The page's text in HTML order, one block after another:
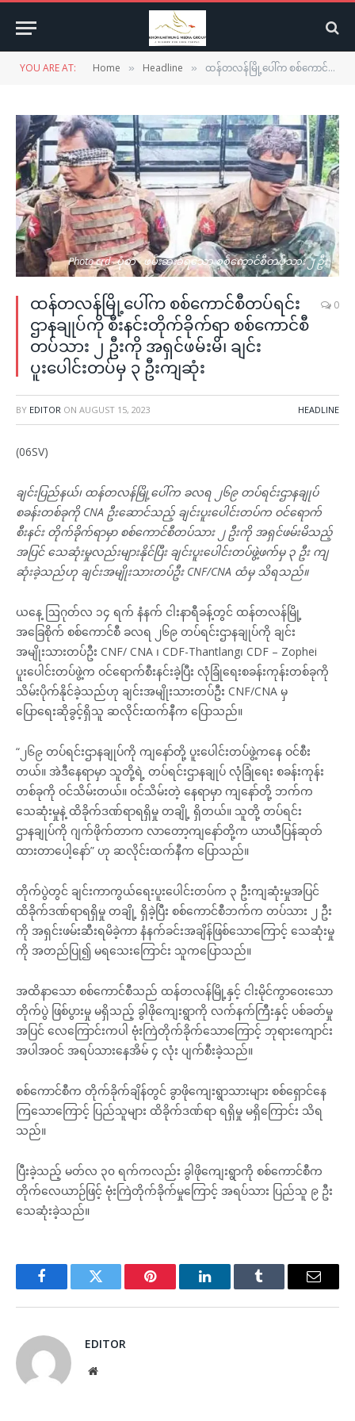
YOU ARE AT: Home » Headline » ထန်တလန်မြို့ပေါ်က စစ်ကောင်စီတပ်ရင်းဌာနချုပ်ကို စီးနင်းတိုက်ခိုက်ရာ စစ်ကောင်စီတပ်သား ၂ ဦးကို အရှင်ဖမ်းမိ၊ ချင်းပူးပေါင်းတပ်မှ ၃ ဦးကျဆုံး
Photo crd- ပုံစာ - ဖမ်းဆီးခံရသော စစ်ကောင်စီတပ်သား ၂ ဦး
ထန်တလန်မြို့ပေါ်က စစ်ကောင်စီတပ်ရင်း
ဌာနချုပ်ကို စီးနင်းတိုက်ခိုက်ရာ စစ်ကောင်စီ
တပ်သား ၂ ဦးကို အရှင်ဖမ်းမိ၊ ချင်း
ပူးပေါင်းတပ်မှ ၃ ဦးကျဆုံး
0
BY EDITOR ON AUGUST 15, 2023 HEADLINE
(06SV)
ချင်းပြည်နယ်၊ ထန်တလန်မြို့ပေါ်က ခလရ ၂၆၉ တပ်ရင်းဌာနချုပ်
စခန်းတစ်ခုကို CNA ဦးဆောင်သည့် ချင်းပူးပေါင်းတပ်က ဝင်ရောက်
စီးနင်း တိုက်ခိုက်ရာမှာ စစ်ကောင်စီတပ်သား ၂ ဦးကို အရှင်ဖမ်းမိသည့်
အပြင် သေဆုံးမှုလည်းများနိုင်ပြီး ချင်းပူးပေါင်းတပ်ဖွဲ့ဖက်မှ ၃ ဦး ကျ
ဆုံးခဲ့သည်ဟု ချင်းအမျိုးသားတပ်ဦး CNF/CNA ထံမှ သိရသည်။
ယနေ့ ဩဂုတ်လ ၁၄ ရက် နံနက် ငါးနာရီခန့်တွင် ထန်တလန်မြို့
အခြေစိုက် စစ်ကောင်စီ ခလရ ၂၆၉ တပ်ရင်းဌာနချုပ်ကို ချင်း
အမျိုးသားတပ်ဦး CNF/ CNA ၊ CDF-Thantlang၊ CDF – Zophei
ပူးပေါင်းတပ်ဖွဲ့က ဝင်ရောက်စီးနင်းခဲ့ပြီး လုံခြုံရေးစခန်းကုန်းတစ်ခုကို
သိမ်းပိုက်နိုင်ခဲ့သည်ဟု ချင်းအမျိုးသားတပ်ဦး CNF/CNA မှ
ပြောရေးဆိုခွင့်ရှိသူ ဆလိုင်းထက်နီက ပြောသည်။
“၂၆၉ တပ်ရင်းဌာနချုပ်ကို ကျနော်တို့ ပူးပေါင်းတပ်ဖွဲ့ကနေ ဝင်စီး
တယ်။ အဲဒီနေရာမှာ သူတို့ရဲ့ တပ်ရင်းဌာနချုပ် လုံခြုံရေး စခန်းကုန်း
တစ်ခုကို ဝင်သိမ်းတယ်။ ဝင်သိမ်းတဲ့ နေရာမှာ ကျနော်တို့ ဘက်က
သေဆုံးမှုနဲ့ ထိခိုက်ဒဏ်ရာရရှိမှု တချို့ ရှိတယ်။ သူတို့ တပ်ရင်း
ဌာနချုပ်ကို ဂျက်ဖိုက်တာက လာတော့ကျနော်တို့က ယာယီပြန်ဆုတ်
ထားတာပေါ့နော်” ဟု ဆလိုင်းထက်နီက ပြောသည်။
တိုက်ပွဲတွင် ချင်းကာကွယ်ရေးပူးပေါင်းတပ်က ၃ ဦးကျဆုံးမှုအပြင်
ထိခိုက်ဒဏ်ရာရရှိမှု တချို့ ရှိခဲ့ပြီး စစ်ကောင်စီဘက်က တပ်သား ၂ ဦး
ကို အရှင်းဖမ်းဆီးရမိခဲ့ကာ နံနက်ခင်းအချိန်ဖြစ်သောကြောင့် သေဆုံးမှု
ကို အတည်ပြု၍ မရသေးကြောင်း သူကပြောသည်။
အထိနာသော စစ်ကောင်စီသည် ထန်တလန်မြို့နှင့် ငါးမိုင်ကွာဝေးသော
တိုက်ပွဲ ဖြစ်ပွားမှု မရှိသည့် ခွါဖိုကျေးရွာကို လက်နက်ကြီးနှင့် ပစ်ခတ်မှု
အပြင် လေကြောင်းကပါ ဗုံးကြဲတိုက်ခိုက်သောကြောင့် ဘုရားကျောင်း
အပါအဝင် အရပ်သားနေအိမ် ၄ လုံး ပျက်စီးခဲ့သည်။
စစ်ကောင်စီက တိုက်ခိုက်ချိန်တွင် ခွာဖိုကျေးရွာသားများ စစ်ရှောင်နေ
ကြသောကြောင့် ပြည်သူများ ထိခိုက်ဒဏ်ရာ ရရှိမှု မရှိကြောင်း သိရ
သည်။
ပြီးခဲ့သည့် မတ်လ ၃၀ ရက်ကလည်း ခွါဖိုကျေးရွာကို စစ်ကောင်စီက
တိုက်လေယာဉ်ဖြင့် ဗုံးကြဲတိုက်ခိုက်မှုကြောင့် အရပ်သား ပြည်သူ ၉ ဦး
သေဆုံးခဲ့သည်။
FacebookTwitter Pinterest LinkedInTumblr Email
EDITOR
Website